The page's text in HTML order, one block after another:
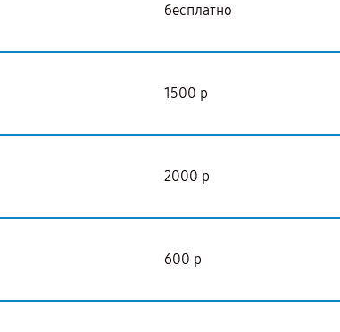
бесплатно
1500 р
2000 р
600 р